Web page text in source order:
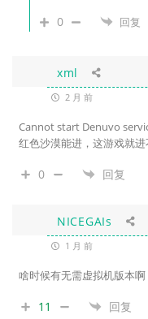
0 回复
xml
2 月 前
Cannot start Denuvo
红色沙漠能进，这游戏就
0 回复
NICEGAIs
1 月 前
啥时候有无需虚拟机版本啊
11 回复